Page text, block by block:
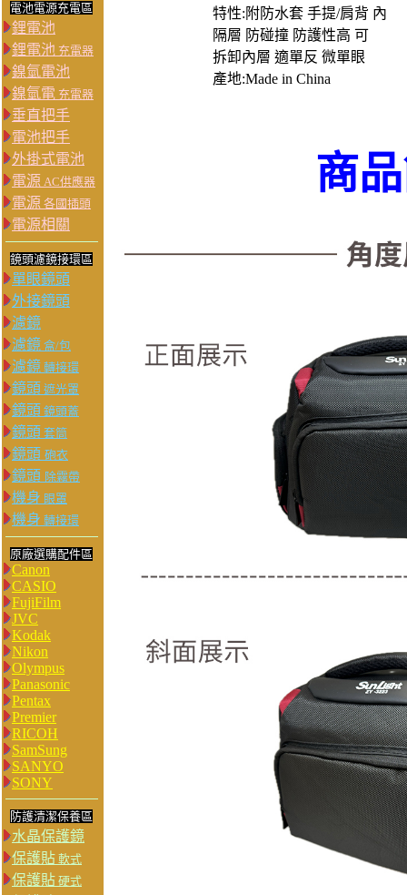
電池電源充電區
鋰電池
鋰電池 充電器
鎳氫電池
鎳氫電 充電器
垂直把手
電池把手
外掛式電池
電源 AC供應器
電源 各國插頭
電源相關
鏡頭濾鏡接環區
單眼鏡頭
外接鏡頭
濾鏡
濾鏡 盒/包
濾鏡 轉接環
鏡頭 遮光罩
鏡頭 鏡頭蓋
鏡頭 套筒
鏡頭 砲衣
鏡頭 除霧帶
機身 眼罩
機身 轉接環
原廠選購配件區
Canon
CASIO
FujiFilm
JVC
Kodak
Nikon
Olympus
Panasonic
Pentax
Premier
RICOH
SamSung
SANYO
SONY
防護清潔保養區
水晶保護鏡
保護貼 軟式
保護貼 硬式
特性:附防水套 手提/肩背 內
隔層 防碰撞 防護性高 可
拆卸內層 適單反 微單眼
產地:Made in China
商